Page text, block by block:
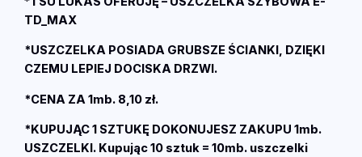
N
U
S
Z
Z
E
TD_MAX
*USZCZELKA POSIADA GRUBSZE ŚCIANKI, DZIĘKI
CZEMU LEPIEJ DOCISKA DRZWI.
*CENA ZA 1mb. 8,10 zł.
*KUPUJĄC 1 SZTUKĘ DOKONUJESZ ZAKUPU 1mb.
USZCZELKI. Kupując 10 sztuk = 10mb. uszczelki